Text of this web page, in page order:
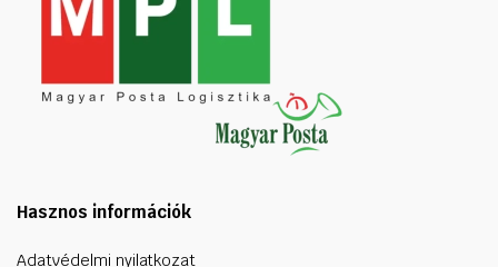
Hasznos információk
Adatvédelmi nyilatkozat